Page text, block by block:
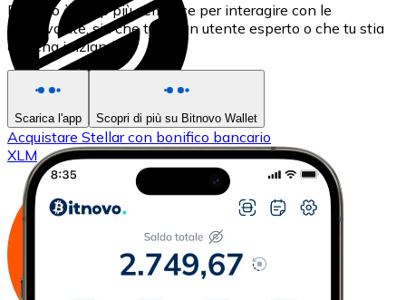
Acquistare Stellarcon bonifico bancario
XLM
Bitnovo è l'app più semplice per interagire con le
criptovalute, sia che tu sia un utente esperto o che tu stia
appena iniziando.
Scarica l'app Scopri di più su Bitnovo Wallet